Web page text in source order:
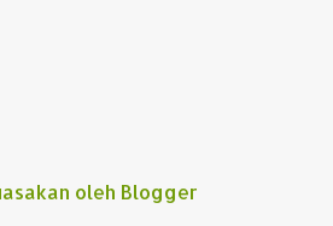
oleh Blogger